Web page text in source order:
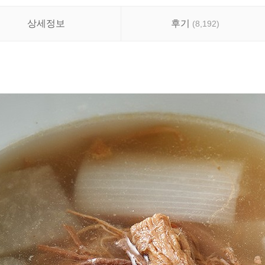
상세정보 후기 (8,192)